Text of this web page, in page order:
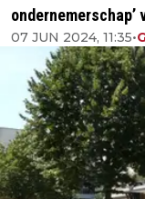
ondernemerschap’
07 JUN 2024, 11:35•